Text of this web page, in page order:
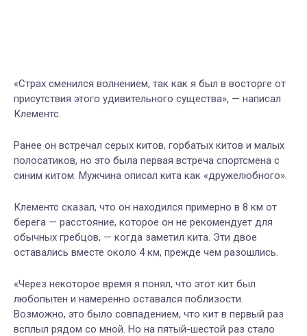
«Страх сменился волнением, так как я был в восторге от
присутствия этого удивительного существа», — написал
Клементс.
Ранее он встречал серых китов, горбатых китов и малых
полосатиков, но это была первая встреча спортсмена с
синим китом. Мужчина описал кита как «дружелюбного».
Клементс сказал, что он находился примерно в 8 км от
берега — расстояние, которое он не рекомендует для
обычных гребцов, — когда заметил кита. Эти двое
оставались вместе около 4 км, прежде чем разошлись.
«Через некоторое время я понял, что этот кит был
любопытен и намеренно оставался поблизости.
Возможно, это было совпадением, что кит в первый раз
всплыл рядом со мной. Но на пятый-шестой раз стало